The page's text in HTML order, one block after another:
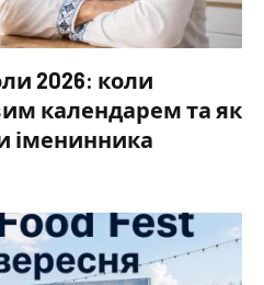
2026: коли
календарем та як
іменинника